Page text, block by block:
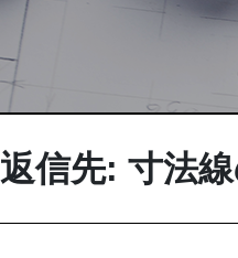
返信先: 寸法